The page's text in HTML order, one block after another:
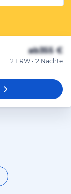
ab355 €
2 ERW • 2 Nächte